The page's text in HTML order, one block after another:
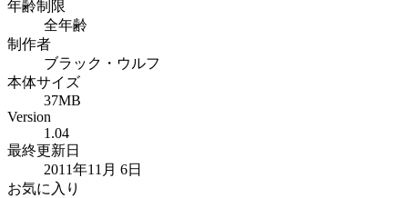
年齢制限
全年齢
制作者
ブラック・ウルフ
本体サイズ
37MB
Version
1.04
最終更新日
2011年11月 6日
お気に入り